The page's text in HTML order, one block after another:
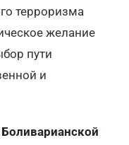
терроризма
желание
пути
и